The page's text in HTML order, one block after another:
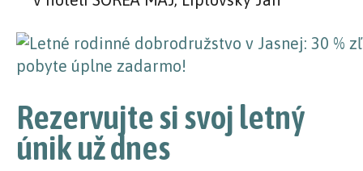
Rezervujte si svoj letný
únik už dnes